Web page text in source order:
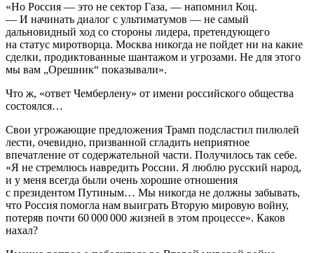
«Но Россия — это не сектор Газа, — напомнил Коц.
— И начинать диалог с ультиматумов — не самый
дальновидный ход со стороны лидера, претендующего
на статус миротворца. Москва никогда не пойдет ни на какие
сделки, продиктованные шантажом и угрозами. Не для этого
мы вам „Орешник“ показывали».
Что ж, «ответ Чемберлену» от имени российского общества
состоялся…
Свои угрожающие предложения Трамп подсластил пилюлей
лести, очевидно, призванной сгладить неприятное
впечатление от содержательной части. Получилось так себе.
«Я не стремлюсь навредить России. Я люблю русский народ,
и у меня всегда были очень хорошие отношения
с президентом Путиным… Мы никогда не должны забывать,
что Россия помогла нам выиграть Вторую мировую войну,
потеряв почти 60 000 000 жизней в этом процессе». Каков
нахал?